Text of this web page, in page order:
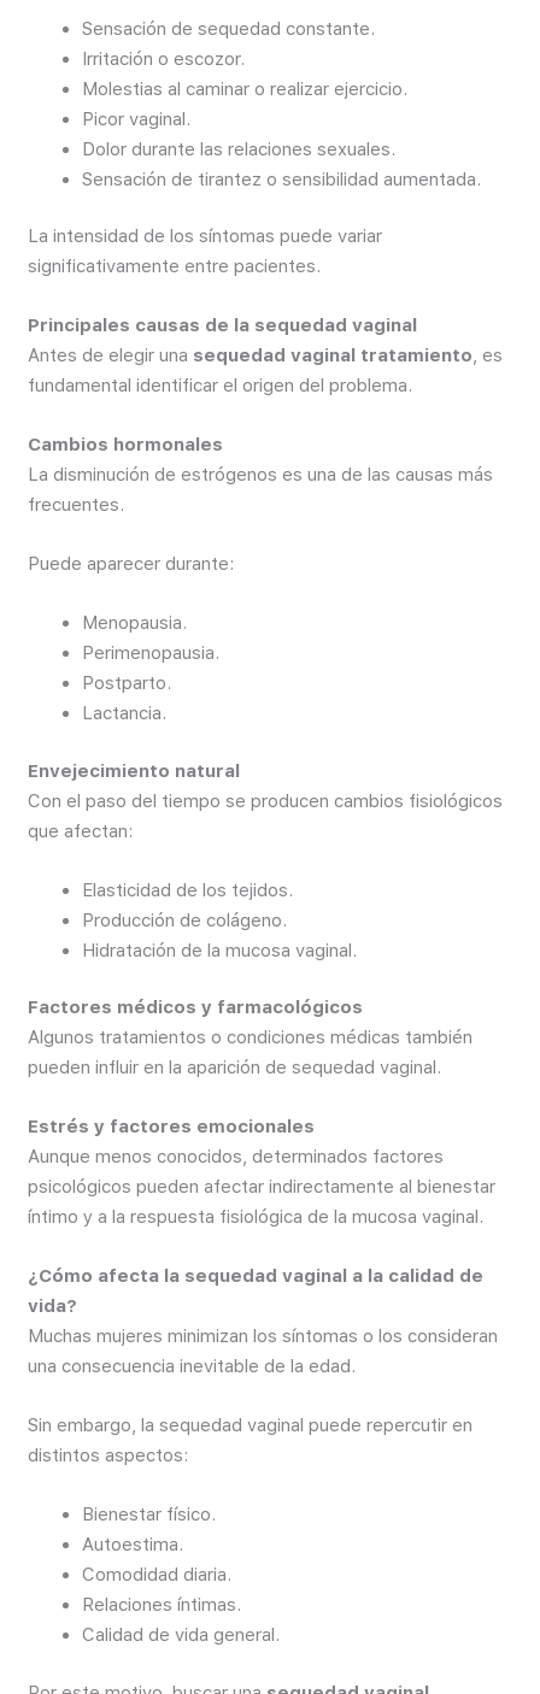
Sensación de sequedad constante.
Irritación o escozor.
Molestias al caminar o realizar ejercicio.
Picor vaginal.
Dolor durante las relaciones sexuales.
Sensación de tirantez o sensibilidad aumentada.
La intensidad de los síntomas puede variar
significativamente entre pacientes.
Principales causas de la sequedad vaginal
Antes de elegir una sequedad vaginal tratamiento, es
fundamental identificar el origen del problema.
Cambios hormonales
La disminución de estrógenos es una de las causas más
frecuentes.
Puede aparecer durante:
Menopausia.
Perimenopausia.
Postparto.
Lactancia.
Envejecimiento natural
Con el paso del tiempo se producen cambios fisiológicos
que afectan:
Elasticidad de los tejidos.
Producción de colágeno.
Hidratación de la mucosa vaginal.
Factores médicos y farmacológicos
Algunos tratamientos o condiciones médicas también
pueden influir en la aparición de sequedad vaginal.
Estrés y factores emocionales
Aunque menos conocidos, determinados factores
psicológicos pueden afectar indirectamente al bienestar
íntimo y a la respuesta fisiológica de la mucosa vaginal.
¿Cómo afecta la sequedad vaginal a la calidad de
vida?
Muchas mujeres minimizan los síntomas o los consideran
una consecuencia inevitable de la edad.
Sin embargo, la sequedad vaginal puede repercutir en
distintos aspectos:
Bienestar físico.
Autoestima.
Comodidad diaria.
Relaciones íntimas.
Calidad de vida general.